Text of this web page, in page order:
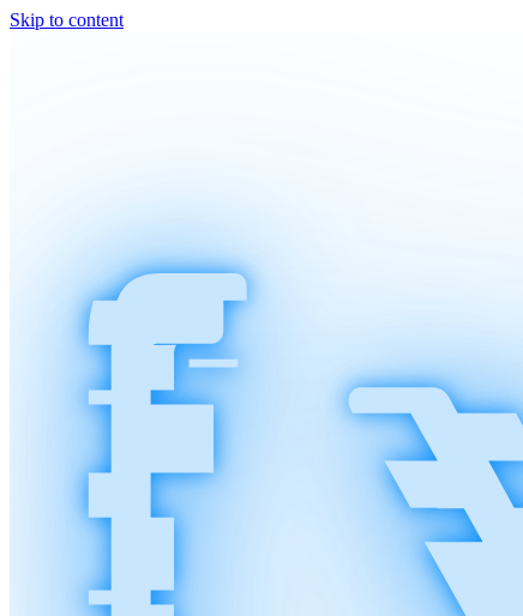
Skip to content